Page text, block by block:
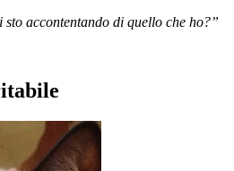
sto accontentando di quello che ho?”